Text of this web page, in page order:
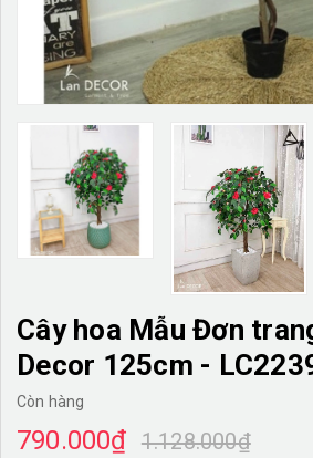
TƯ VẤN LIÊN HỆ
Cây hoa Mẫu Đơn
Decor 125cm -
Còn hàng
790.000₫ 1.128.000₫